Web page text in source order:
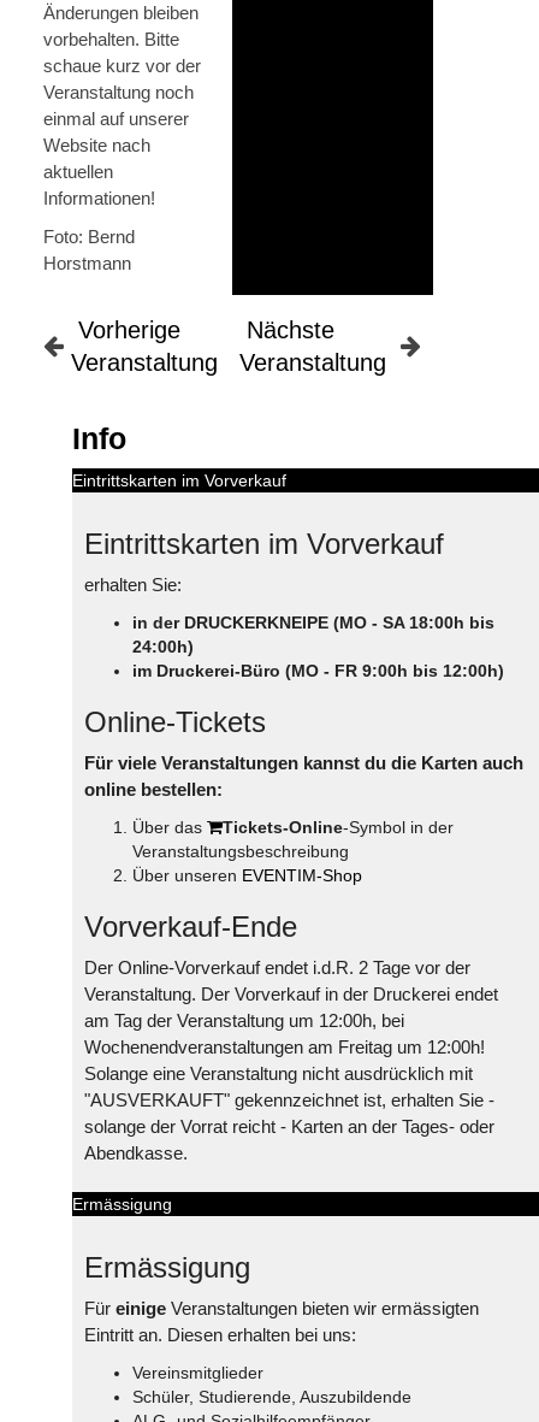
Änderungen bleiben
vorbehalten. Bitte
schaue kurz vor der
Veranstaltung noch
einmal auf unserer
Website nach
aktuellen
Informationen!
Foto: Bernd
Horstmann
Vorherige
Veranstaltung
Nächste
Veranstaltung
Info
Eintrittskarten im Vorverkauf
Eintrittskarten im Vorverkauf
erhalten Sie:
in der DRUCKERKNEIPE (MO - SA 18:00h bis
24:00h)
im Druckerei-Büro (MO - FR 9:00h bis 12:00h)
Online-Tickets
Für viele Veranstaltungen kannst du die Karten auch
online bestellen:
Über das Tickets-Online-Symbol in der
Veranstaltungsbeschreibung
Über unseren EVENTIM-Shop
Vorverkauf-Ende
Der Online-Vorverkauf endet i.d.R. 2 Tage vor der
Veranstaltung. Der Vorverkauf in der Druckerei endet
am Tag der Veranstaltung um 12:00h, bei
Wochenendveranstaltungen am Freitag um 12:00h!
Solange eine Veranstaltung nicht ausdrücklich mit
"AUSVERKAUFT" gekennzeichnet ist, erhalten Sie -
solange der Vorrat reicht - Karten an der Tages- oder
Abendkasse.
Ermässigung
Ermässigung
Für einige Veranstaltungen bieten wir ermässigten
Eintritt an. Diesen erhalten bei uns:
Vereinsmitglieder
Schüler, Studierende, Auszubildende